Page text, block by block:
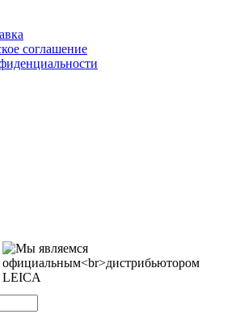
соглашение